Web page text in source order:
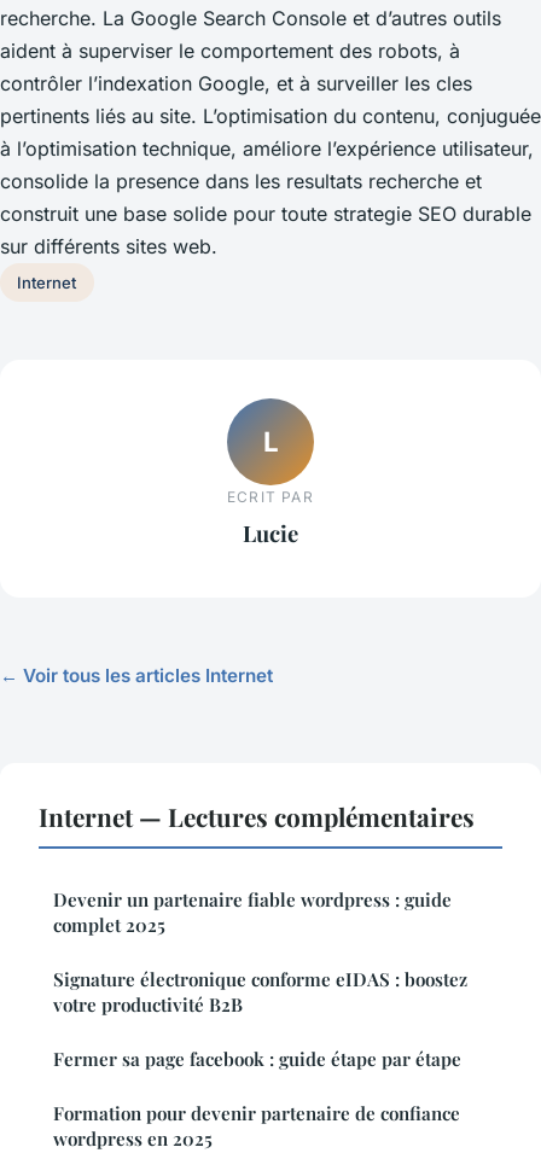
recherche. La Google Search Console et d’autres outils
aident à superviser le comportement des robots, à
contrôler l’indexation Google, et à surveiller les cles
pertinents liés au site. L’optimisation du contenu, conjuguée
à l’optimisation technique, améliore l’expérience utilisateur,
consolide la presence dans les resultats recherche et
construit une base solide pour toute strategie SEO durable
sur différents sites web.
Internet
L
ECRIT PAR
Lucie
← Voir tous les articles Internet
Internet — Lectures complémentaires
Devenir un partenaire fiable wordpress : guide
complet 2025
Signature électronique conforme eIDAS : boostez
votre productivité B2B
Fermer sa page facebook : guide étape par étape
Formation pour devenir partenaire de confiance
wordpress en 2025